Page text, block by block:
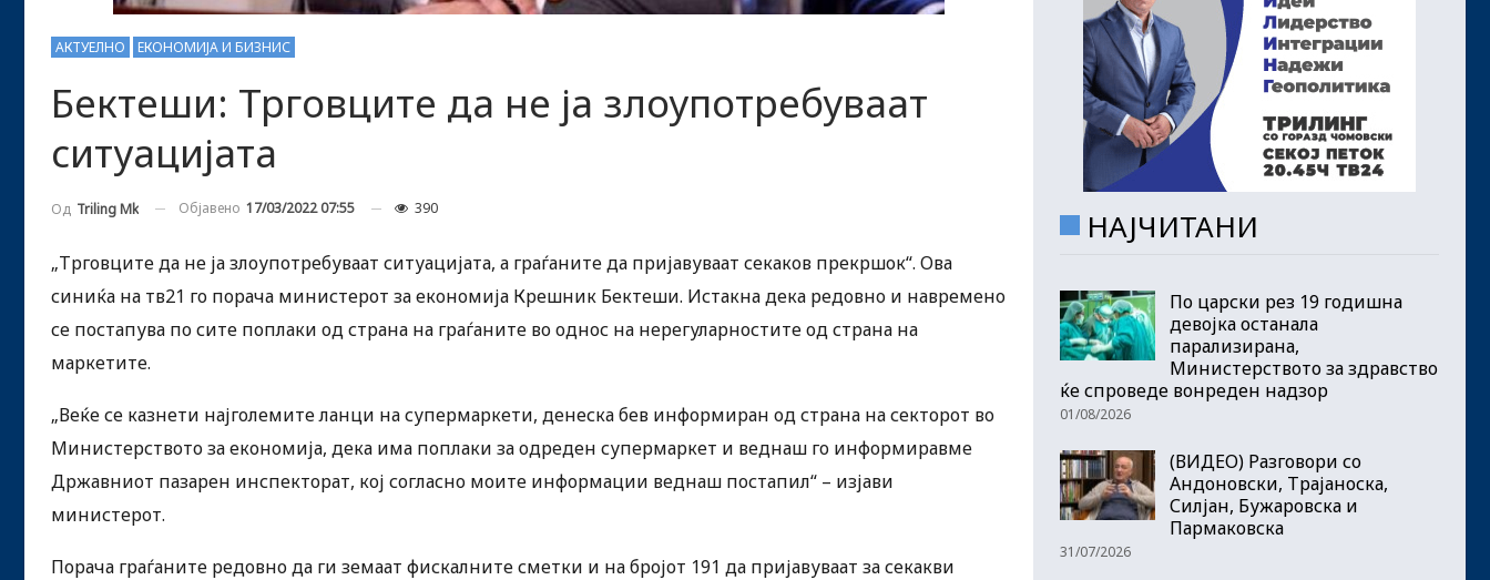
АКТУЕЛНО ЕКОНОМИЈА И БИЗНИС
Бектеши: Трговците да не ја злоупотребуваат
ситуацијатa
Од Triling Mk Објавено 17/03/2022 07:55 390
„Трговците да не ја злоупотребуваат ситуацијата, а граѓаните да пријавуваат секаков прекршок“. Ова
синиќа на тв21 го порача министерот за економија Крешник Бектеши. Истакна дека редовно и навремено
се постапува по сите поплаки од страна на граѓаните во однос на нерегуларностите од страна на
маркетите.
„Веќе се казнети најголемите ланци на супермаркети, денеска бев информиран од страна на секторот во
Министерството за економија, дека има поплаки за одреден супермаркет и веднаш го информиравме
Државниот пазарен инспекторат, кој согласно моите информации веднаш постапил“ – изјави
министерот.
Порача граѓаните редовно да ги земаат фискалните сметки и на бројот 191 да пријавуваат за секакви
НАЈЧИТАНИ
По царски рез 19 годишна
девојка останала
парализирана,
Министерството за здравство
ќе спроведе вонреден надзор
01/08/2026
(ВИДЕО) Разговори со
Андоновски, Трајаноска,
Силјан, Бужаровска и
Пармаковска
31/07/2026